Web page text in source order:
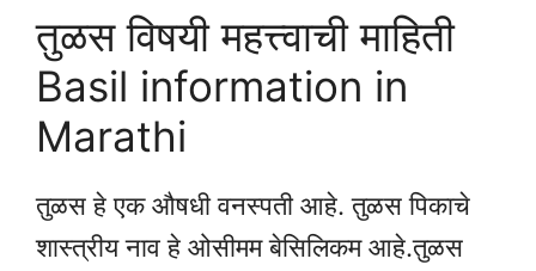
तुळस विषयी महत्त्वाची माहिती
Basil information in
Marathi
तुळस हे एक औषधी वनस्पती आहे. तुळस पिकाचे
शास्त्रीय नाव हे ओसीमम बेसिलिकम आहे.तुळस